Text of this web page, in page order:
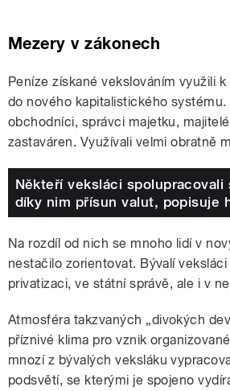
Mezery v zákonech
Peníze získané vekslováním využili
do nového kapitalistického systému.
obchodníci, správci majetku,
zastaváren. Využívali velmi obratně
Někteří veksláci spolupracovali
díky nim přísun valut, popisuje
Na rozdíl od nich se mnoho lidí v
nestačilo zorientovat. Bývalí
privatizaci, ve státní správě, ale i v
Atmosféra takzvaných „divokých
příznivé klima pro vznik
mnozí z bývalých veksláku
podsvětí, se kterými je spojeno